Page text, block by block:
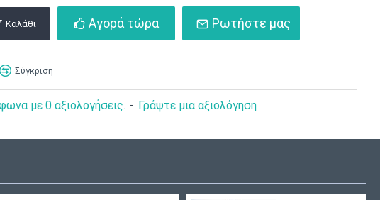
με 0 αξιολογήσεις. - Γράψτε μια αξιολόγηση
Καλάθι Αγορά τώρα Ρωτήστε μας
Σύγκριση